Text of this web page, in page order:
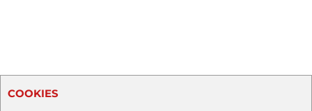
COOKIES